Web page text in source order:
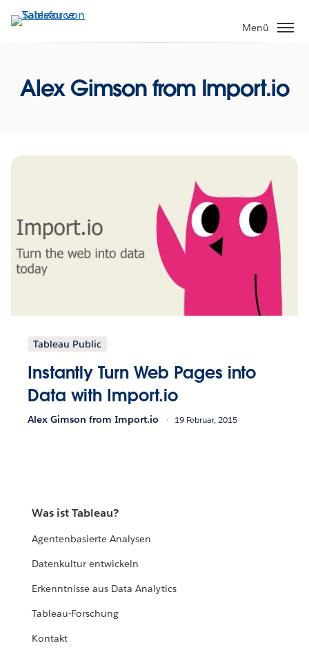
Direkt
zum
Menü
Alex Gimson from Import.io
Tableau Public
Instantly Turn Web Pages into
Data with Import.io
Alex Gimson from Import.io 19 Februar, 2015
Was ist Tableau?
Agentenbasierte Analysen
Datenkultur entwickeln
Erkenntnisse aus Data Analytics
Tableau-Forschung
Kontakt